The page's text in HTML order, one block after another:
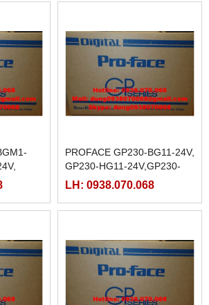
PROFACE GP230-BG11-24V,
GP230-HG11-24V,GP230-
LG11-24V,GP230-SC11-24V
LH: 0938.070.068